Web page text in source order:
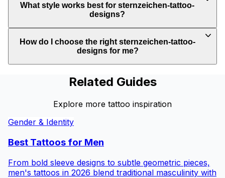
What style works best for sternzeichen-tattoo-
designs?
How do I choose the right sternzeichen-tattoo-
designs for me?
Related Guides
Explore more tattoo inspiration
Gender & Identity
Best Tattoos for Men
From bold sleeve designs to subtle geometric pieces,
men's tattoos in 2026 blend traditional masculinity with